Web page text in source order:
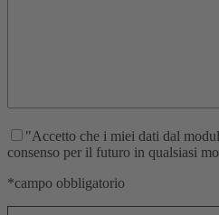
"Accetto che i miei dati dal
consenso per il futuro in qualsiasi
*campo obbligatorio